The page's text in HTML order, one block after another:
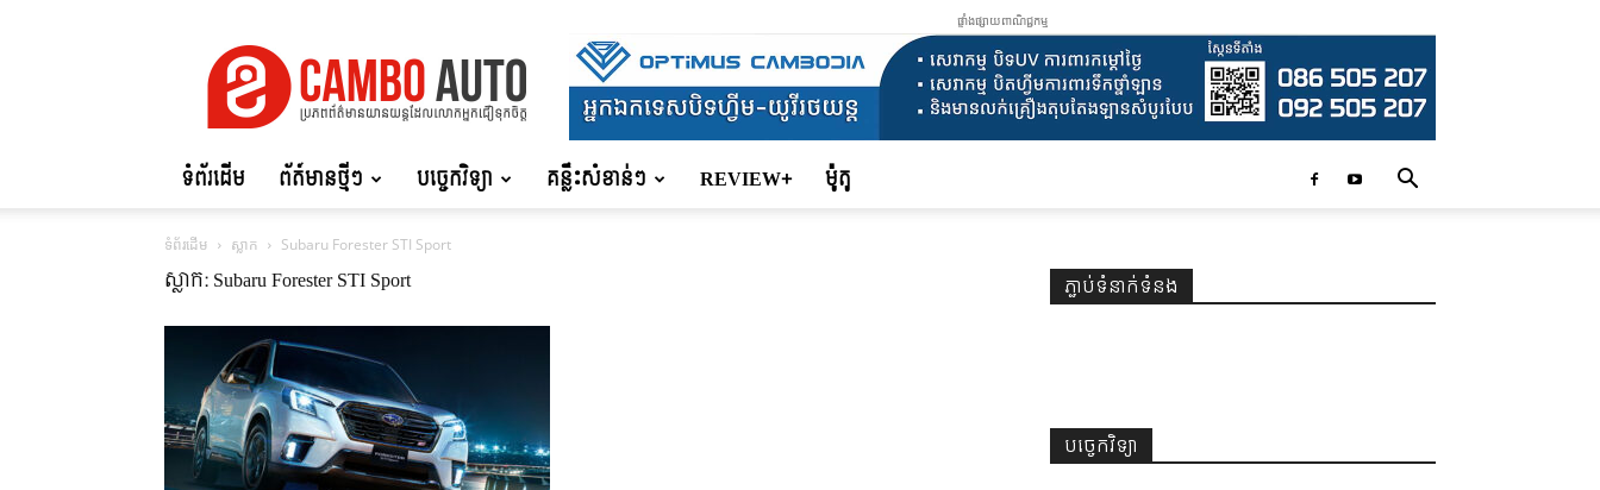
Auto
ផ្ទាំងផ្សាយពាណិជ្ជកម្ម
ទំព័រដើម ព័ត៍មានថ្មីៗ បច្ចេកវិទ្យា គន្លឹះសំខាន់ៗ REVIEW+ ម៉ូតូ
ទំព័រដើម ស្លាក Subaru Forester STI Sport
ស្លាក: Subaru Forester STI Sport ភ្ជាប់ទំនាក់ទំនង
បច្ចេកវិទ្យា